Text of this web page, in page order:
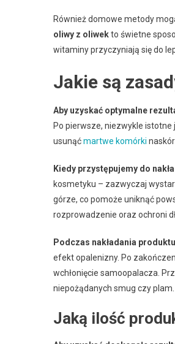
Również domowe metody
oliwy z oliwekto świetne
witaminy przyczyniają się do
Jakie są
Aby uzyskać optymalne
Po pierwsze, niezwykle istotne
usunąćmartwe komórki
Kiedy przystępujemy do
kosmetyku – zazwyczaj
górze, co pomoże uniknąć
rozprowadzenie oraz ochroni
Podczas nakładania
efekt opalenizny. Po
wchłonięcie samoopalacza.
niepożądanych smug czy plam.
Jaką ilość